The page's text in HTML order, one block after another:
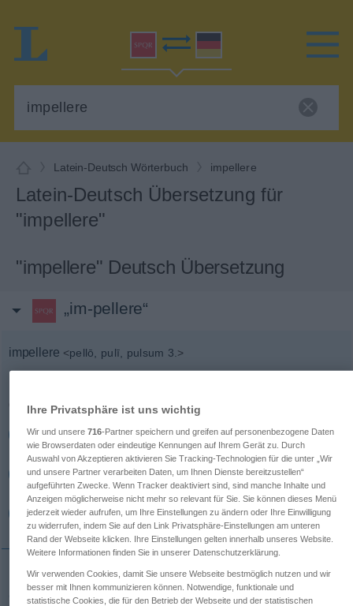
Latein-Deutsch Wörterbuch impellere
Latein-Deutsch Übersetzung für
"impellere"
"impellere" Deutsch Übersetzung
„im-pellere“
impellere <pellō , pulī , pulsum 3. >
anstoßen, treffen wegstoßen, antreiben
zum Weichen bringen
antreiben, veranlassen, sich verleiten lassen
anstoßen,treffen im-pellere
Ihre Privatsphäre ist uns wichtig
Wir und unsere 716-Partner speichern und greifen auf personenbezogene Daten
wie Browserdaten oder eindeutige Kennungen auf Ihrem Gerät zu. Durch
Auswahl von Akzeptieren aktivieren Sie Tracking-Technologien für die unter „Wir
und unsere Partner verarbeiten Daten, um Ihnen Dienste bereitzustellen“
aufgeführten Zwecke. Wenn Tracker deaktiviert sind, sind manche Inhalte und
Anzeigen möglicherweise nicht mehr so relevant für Sie. Sie können dieses Menü
jederzeit wieder aufrufen, um Ihre Einstellungen zu ändern oder Ihre Einwilligung
zu widerrufen, indem Sie auf den Link Privatsphäre-Einstellungen am unteren
Rand der Webseite klicken. Ihre Einstellungen gelten innerhalb unseres Website.
Weitere Informationen finden Sie in unserer Datenschutzerklärung.
Wir verwenden Cookies, damit Sie unsere Webseite bestmöglich nutzen und wir
besser mit Ihnen kommunizieren können. Notwendige, funktionale und
statistische Cookies, die für den Betrieb der Webseite und der statistischen